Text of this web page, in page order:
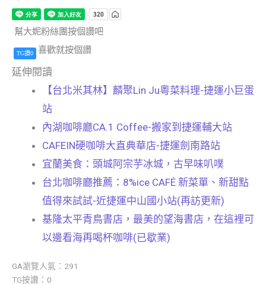
幫大妮粉絲團按個讚吧
TG讚0 喜歡就按個讚
延伸閱讀
【台北米其林】麟聚Lin Ju粵菜料理-捷運小巨蛋
站
內湖咖啡廳CA.1 Coffee-搬家到捷運輔大站
CAFEIN硬咖啡大直典華店-捷運劍南路站
宜蘭美食：頭城阿宗芋冰城，古早味叭噗
台北咖啡廳推薦：8%ice CAFÉ 新菜單、新甜點
值得來試試-近捷運中山國小站(再訪更新)
基隆太平青鳥書店，最美的望海書店，在這裡可
以邊看海再喝杯咖啡(已歇業)
GA瀏覽人氣：291
TG按讚：0